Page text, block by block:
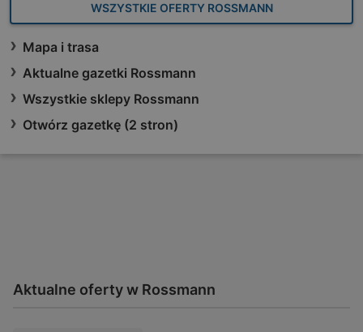
WSZYSTKIE OFERTY ROSSMANN
Mapa i trasa
Aktualne gazetki Rossmann
Wszystkie sklepy Rossmann
Otwórz gazetkę (2 stron)
Aktualne oferty w Rossmann